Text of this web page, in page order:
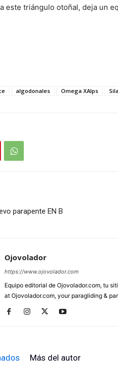
este triángulo otoñal, deja un
algodonales Omega XAlps
parapente EN B
Ojovolador
https://www.ojovolador.com
Equipo editorial de Ojovolador.com, tu
at Ojovolador.com, your paragliding &
Más del autor